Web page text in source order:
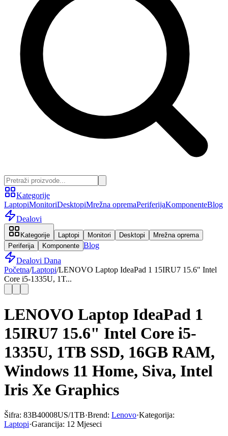
Kategorije
LaptopiMonitoriDesktopiMrežna opremaPeriferijaKomponenteBlog
Dealovi
Kategorije Laptopi Monitori Desktopi
Mrežna oprema
Periferija
Komponente Blog
Dealovi Dana
Početna/Laptopi/LENOVO Laptop IdeaPad 1 15IRU7 15.6" Intel
Core i5-1335U, 1T...
LENOVO Laptop IdeaPad 1
15IRU7 15.6" Intel Core i5-
1335U, 1TB SSD, 16GB RAM,
Windows 11 Home, Siva, Intel
Iris Xe Graphics
Šifra: 83B40008US/1TB·Brend: Lenovo·Kategorija:
Laptopi·Garancija: 12 Mjeseci